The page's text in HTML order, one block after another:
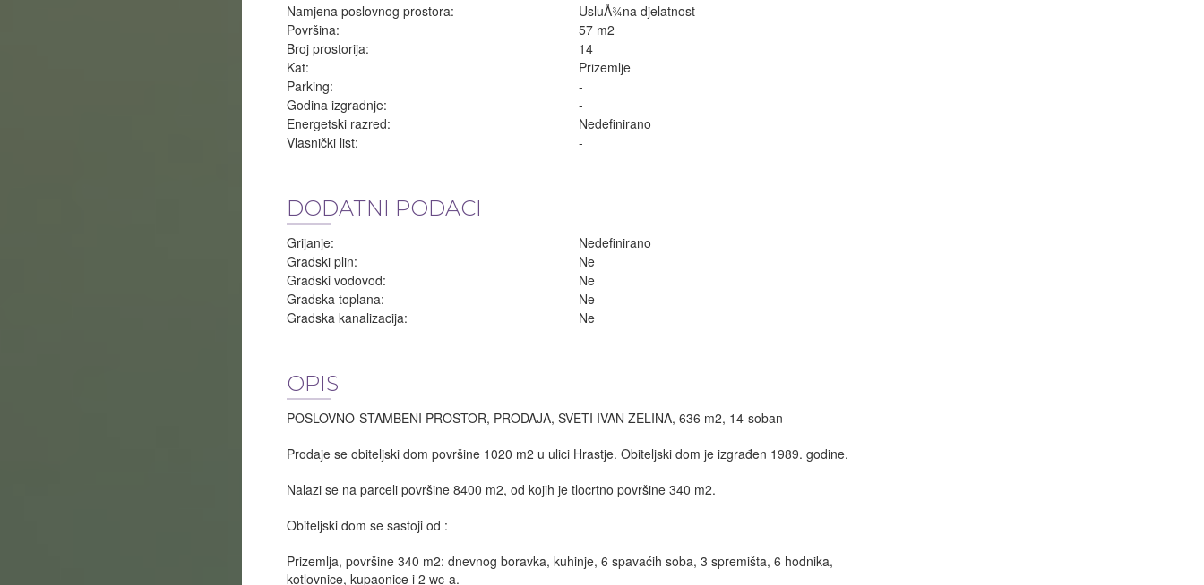
Namjena poslovnog prostora:
UsluÅ¾na djelatnost
Površina:
57 m2
Broj prostorija:
14
Kat:
Prizemlje
Parking:
-
Godina izgradnje:
-
Energetski razred:
Nedefinirano
Vlasnički list:
-
DODATNI PODACI
Grijanje:
Nedefinirano
Gradski plin:
Ne
Gradski vodovod:
Ne
Gradska toplana:
Ne
Gradska kanalizacija:
Ne
OPIS
POSLOVNO-STAMBENI PROSTOR, PRODAJA, SVETI IVAN ZELINA, 636 m2, 14-soban
Prodaje se obiteljski dom površine 1020 m2 u ulici Hrastje. Obiteljski dom je izgrađen 1989. godine.
Nalazi se na parceli površine 8400 m2, od kojih je tlocrtno površine 340 m2.
Obiteljski dom se sastoji od :
Prizemlja, površine 340 m2: dnevnog boravka, kuhinje, 6 spavaćih soba, 3 spremišta, 6 hodnika,
kotlovnice, kupaonice i 2 wc-a.